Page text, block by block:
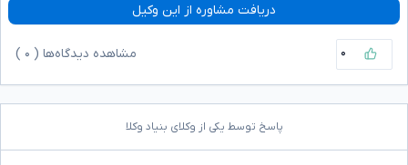
دریافت مشاوره از این وکیل
۰ مشاهده دیدگاه‌ها ( ۰
پاسخ توسط یکی از وکلای بنیاد وکلا